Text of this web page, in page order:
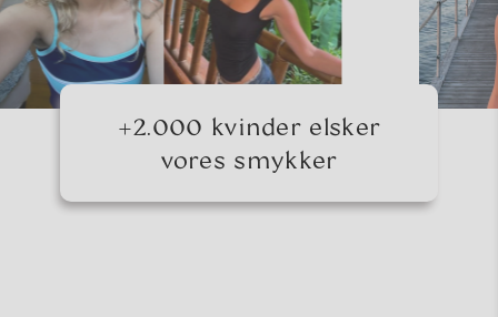
+2.000 kvinder elsker
vores smykker